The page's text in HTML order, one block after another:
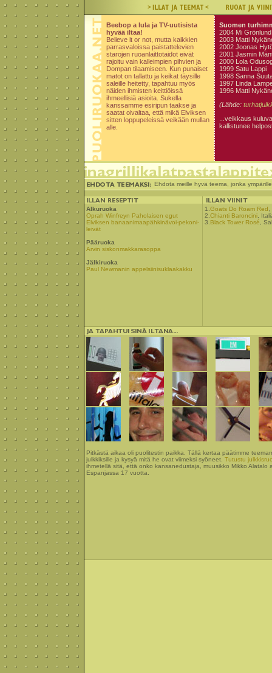
Beebop a lula ja TV-uutisista
hyvää iltaa!
Believe it or not, mutta kaikkien
parrasvaloissa paistattelevien
starojen ruoanlaittotaidot eivät
rajoitu vain kalleimpien pihvien ja
Dompan tilaamiseen. Kun punaiset
matot on tallattu ja keikat täysille
saleille heitetty, tapahtuu myös
näiden ihmisten keittiöissä
ihmeellisiä asioita. Sukella
kanssamme esiripun taakse ja
saatat oivaltaa, että mikä Elviksen
sitten loppupeleissä veikään mullan
alle.
Suomen
2004 Mi Grönlund
2003 Matti
2002 Joonas
2001 Jasmin
2000 Lola
1999 Satu Lappi
1998 Sanna
1997 Linda
1996 Matti
(Lähde:
...veikkaus
kallistunee
Ehdota meille hyvä teema, jonka
Alkuruoka
Oprah Winfreyn Paholaisen egut
Elviksen banaanimaapähkinävoi-pekoni-
leivät
Pääruoka
Arvin siskonmakkarasoppa
Jälkiruoka
Paul Newmanin appelsiinisuklaakakku
1. Goats Do Roam Red
2. Chianti Baroncini,
3. Black Tower Rosé ,
Pitkästä aikaa oli puolitestin paikka. Tällä kertaa päätimme
julkkiksille ja kysyä mitä he ovat viimeksi syöneet. Tutustu
ihmetellä sitä, että onko kansanedustaja, muusikko Mikko Alatalo
Espanjassa 17 vuotta.